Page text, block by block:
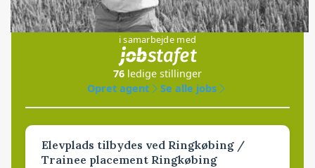
Jobs
i samarbejde med
76 ledige stillinger
Opret agent
Se alle jobs
Elevplads tilbydes ved Ringkøbing /
Trainee placement Ringkøbing